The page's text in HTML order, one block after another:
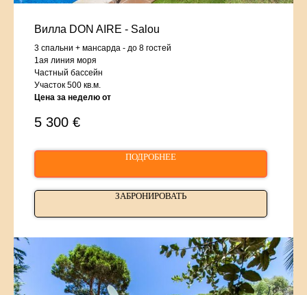
Вилла DON AIRE - Salou
3 спальни + мансарда - до 8 гостей
1ая линия моря
Частный бассейн
Участок 500 кв.м.
Цена за неделю от
5 300 €
ПОДРОБНЕЕ
ЗАБРОНИРОВАТЬ